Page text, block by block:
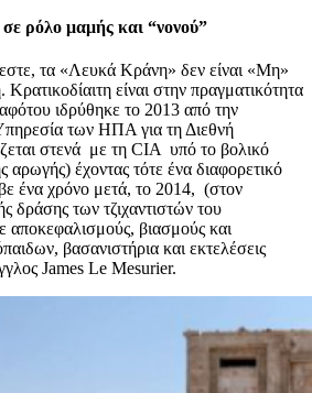
ρόλο μαμής και “νονού”
τα «Λευκά Κράνη» δεν είναι «Μη»
είναι στην πραγματικότητα
ιδρύθηκε το 2013 από την
των ΗΠΑ για τη Διεθνή
στενά με τη CIA υπό το βολικό
έχοντας τότε ένα διαφορετικό
ένα χρόνο μετά, το 2014, (στον
δράσης των τζιχαντιστών του
αποκεφαλισμούς, βιασμούς και
βασανιστήρια και εκτελέσεις
James Le Mesurier.